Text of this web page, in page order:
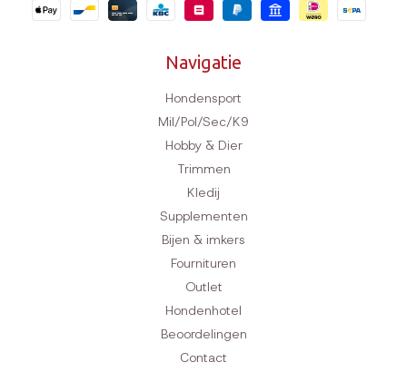
Navigatie
Hondensport
Mil/Pol/Sec/K9
Hobby & Dier
Trimmen
Kledij
Supplementen
Bijen & imkers
Fournituren
Outlet
Hondenhotel
Beoordelingen
Contact